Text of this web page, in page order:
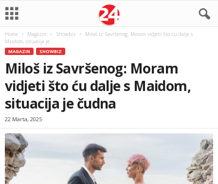
Home Magazin Showbiz
Miloš iz Savršenog: Moram vidjeti što ću dalje s
Maidom, situacija je...
MAGAZIN SHOWBIZ
Miloš iz Savršenog: Moram
vidjeti što ću dalje s Maidom,
situacija je čudna
22 Marta, 2025